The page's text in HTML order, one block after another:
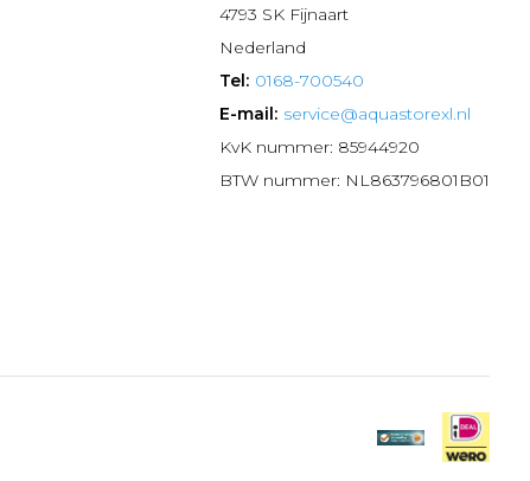
4793 SK Fijnaart
Nederland
Tel: 0168-700540
E-mail: service@aquastorexl.nl
KvK nummer: 85944920
BTW nummer: NL863796801B01